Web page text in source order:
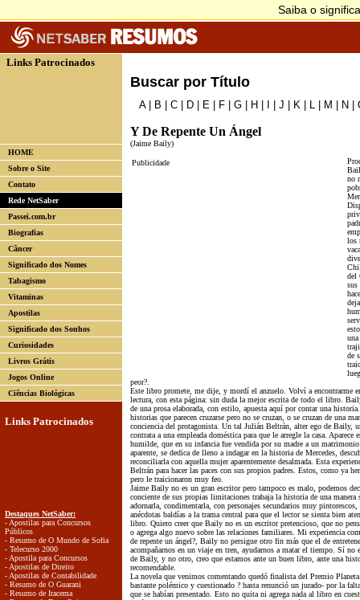
Links Patrocinados
HOME
Sobre o Site
Contato
Rede NetSaber
Passei.com.br
Biografias
Câncer
Significado dos Nomes
Tabagismo
Vitaminas
Apostilas
Significado dos Sonhos
Curiosidades
Livros Grátis
Jogos Online
Ciências Biológicas
Links Patrocinados
Destaques NetSaber:
- Apostilas para Concursos
Públicos
- Resumo de O Mundo de Sofia
- Telecurso 2000
- Apostila para Concursos
- Apostilas de Direito
- Apostilas de Contabilidade
- Resumo de O Guarani
- Resumo de Iracema
Buscar por Título
A| B C D E F G H J K L M N
Y De Repente Un Ángel
(Jaime Baily)
Publicidade
no
los
del
sus
de
peor?.
Este libro promete, me dije, y mordí el anzuelo. Volví a encontrarme
lectura, con esta página: sin duda la mejor escrita de todo el libro.
de una prosa elaborada, con estilo, apuesta aquí por contar una
historias que parecen cruzarse pero no se cruzan, o se cruzan de una
conciencia del protagonista. Un tal Julián Beltrán, alter ego de Baily,
contrata a una empleada doméstica para que le arregle la casa.
humilde, que en su infancia fue vendida por su madre a un
aparente, se dedica de lleno a indagar en la historia de Mercedes,
reconciliarla con aquella mujer aparentemente desalmada. Esta
Beltrán para hacer las paces con sus propios padres. Estos, como ya
pero le traicionaron muy feo.
Jaime Baily no es un gran escritor pero tampoco es malo, podemos
conciente de sus propias limitaciones trabaja la historia de una manera
adornarla, condimentarla, con personajes secundarios muy
anécdotas baldías a la trama central para que el lector se sienta bien
libro. Quiero creer que Baily no es un escritor pretencioso, que no
o agrega algo nuevo sobre las relaciones familiares. Mi experiencia
de repente un ángel?, Baily no persigue otro fin más que el de
acompañarnos en un viaje en tren, ayudarnos a matar el tiempo. Sí no
de Baily, y no otro, creo que estamos ante un buen libro, ante una
recomendable.
La novela que venimos comentando quedó finalista del Premio
bastante polémico y cuestionado ? hasta renunció un jurado- por la
que se habían presentado. Esto no quita ni agrega nada al libro en